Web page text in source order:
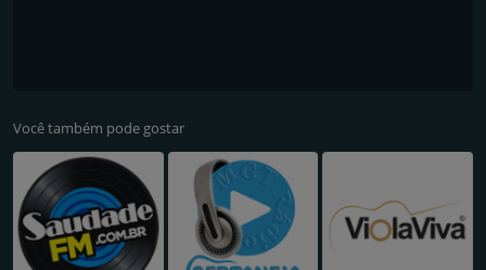
Você também pode gostar